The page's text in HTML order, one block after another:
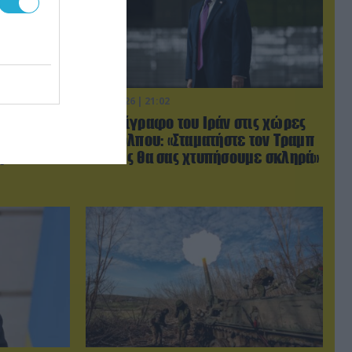
06.08.2026 | 21:02
Τελεσίγραφο του Ιράν στις χώρες
του Κόλπου: «Σταματήστε τον Τραμπ
αλλιώς θα σας χτυπήσουμε σκληρά»